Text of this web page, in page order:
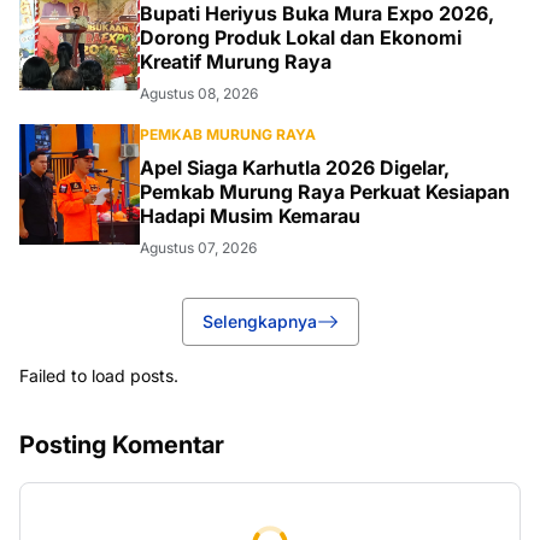
Bupati Heriyus Buka Mura Expo 2026,
Dorong Produk Lokal dan Ekonomi
Kreatif Murung Raya
Agustus 08, 2026
PEMKAB MURUNG RAYA
Apel Siaga Karhutla 2026 Digelar,
Pemkab Murung Raya Perkuat Kesiapan
Hadapi Musim Kemarau
Agustus 07, 2026
Selengkapnya
Failed to load posts.
Posting Komentar